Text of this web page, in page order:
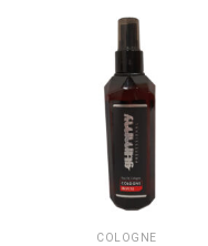
COLOGNE